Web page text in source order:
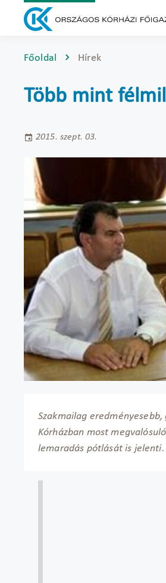
Főoldal Hírek
Több mint
2015. szept. 03.
Szakmailag
Kórházban most
lemaradás pótlását is jelenti.